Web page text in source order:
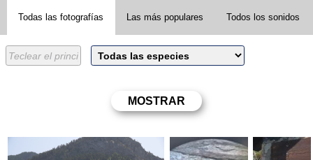
Todas las fotografías Las más populares Todos los sonidos